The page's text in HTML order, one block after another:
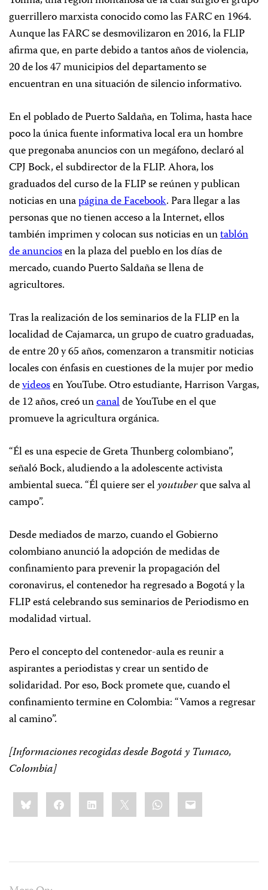
guerrillero marxista conocido como las FARC en 1964.
Aunque las FARC se desmovilizaron en 2016, la FLIP
afirma que, en parte debido a tantos años de violencia,
20 de los 47 municipios del departamento se
encuentran en una situación de silencio informativo.
En el poblado de Puerto Saldaña, en Tolima, hasta hace
poco la única fuente informativa local era un hombre
que pregonaba anuncios con un megáfono, declaró al
CPJ Bock, el subdirector de la FLIP. Ahora, los
graduados del curso de la FLIP se reúnen y publican
noticias en unapágina de Facebook. Para llegar a las
personas que no tienen acceso a la Internet, ellos
también imprimen y colocan sus noticias en untablón
de anunciosen la plaza del pueblo en los días de
mercado, cuando Puerto Saldaña se llena de
agricultores.
Tras la realización de los seminarios de la FLIP en la
localidad de Cajamarca, un grupo de cuatro graduadas,
de entre 20 y 65 años, comenzaron a transmitir noticias
locales con énfasis en cuestiones de la mujer por medio
devideosen YouTube. Otro estudiante, Harrison Vargas,
de 12 años, creó uncanalde YouTube en el que
promueve la agricultura orgánica.
“Él es una especie de Greta Thunberg colombiano”,
señaló Bock, aludiendo a la adolescente activista
ambiental sueca. “Él quiere ser elyoutuberque salva al
campo”.
Desde mediados de marzo, cuando el Gobierno
colombiano anunció la adopción de medidas de
confinamiento para prevenir la propagación del
coronavirus, el contenedor ha regresado a Bogotá y la
FLIP está celebrando sus seminarios de Periodismo en
modalidad virtual.
Pero el concepto del contenedor-aula es reunir a
aspirantes a periodistas y crear un sentido de
solidaridad. Por eso, Bock promete que, cuando el
confinamiento termine en Colombia: “Vamos a regresar
al camino”.
[Informaciones recogidas desde Bogotá y Tumaco,
Colombia]
Share
this:BlueskyFacebookLinkedIn WhatsApp
Email